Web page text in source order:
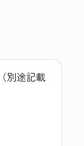
別途記載